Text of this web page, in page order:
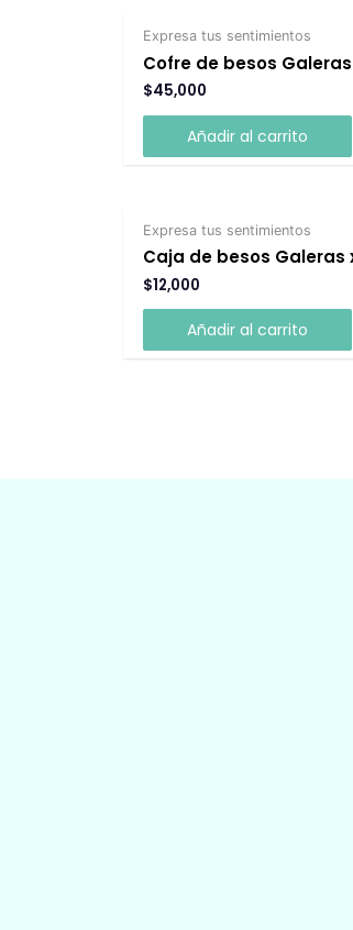
Expresa tus sentimientos
Cofre de besos
$45,000
Añadir al carrito
Expresa tus sentimientos
Caja de besos Galeras
$12,000
Añadir al carrito